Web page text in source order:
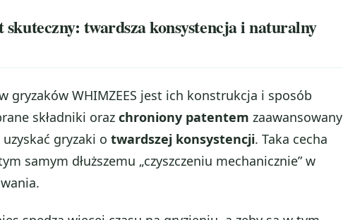
skuteczny: twardsza konsystencja i naturalny
gryzaków WHIMZEES jest ich konstrukcja i sposób
składniki oraz chroniony patentem zaawansowany
gryzaki o twardszej konsystencji. Taka cecha
samym dłuższemu „czyszczeniu mechanicznie” w